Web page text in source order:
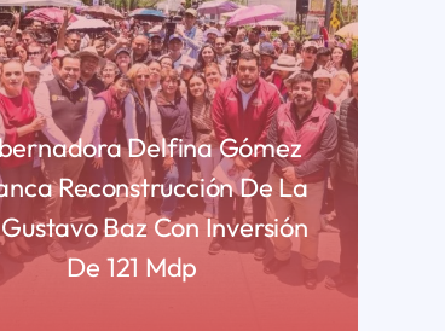
Delfina Gómez
Reconstrucción De La
Baz Con Inversión
De 121 Mdp